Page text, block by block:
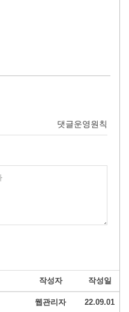
댓글운영원칙
작성자 작성일
웹관리자 22.09.01